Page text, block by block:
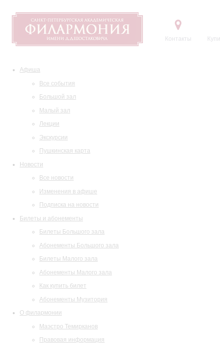
Контакты
Афиша
Все события
Большой зал
Малый зал
Лекции
Экскурсии
Пушкинская карта
Новости
Все новости
Изменения в афише
Подписка на новости
Билеты и абонементы
Билеты Большого зала
Абонементы Большого зала
Билеты Малого зала
Абонементы Малого зала
Как купить билет
Абонементы Музитория
О филармонии
Маэстро Темирканов
Правовая информация